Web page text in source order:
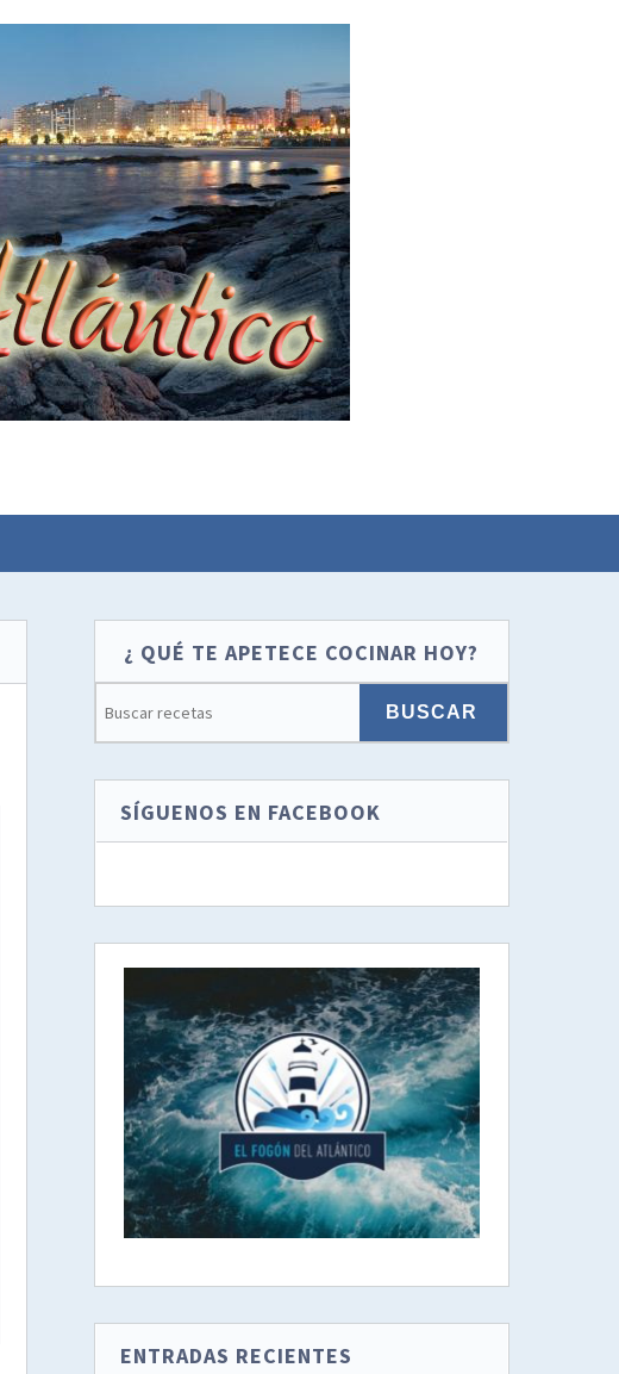
¿ QUÉ TE APETECE COCINAR HOY?
SÍGUENOS EN FACEBOOK
ENTRADAS RECIENTES